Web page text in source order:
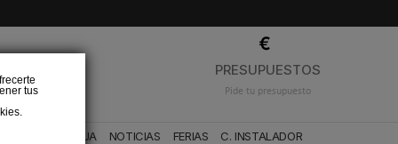
tus
PRESUPUESTOS
Pide tu presupuesto
BAÑO Y AGUA NOTICIAS FERIAS C. INSTALADOR